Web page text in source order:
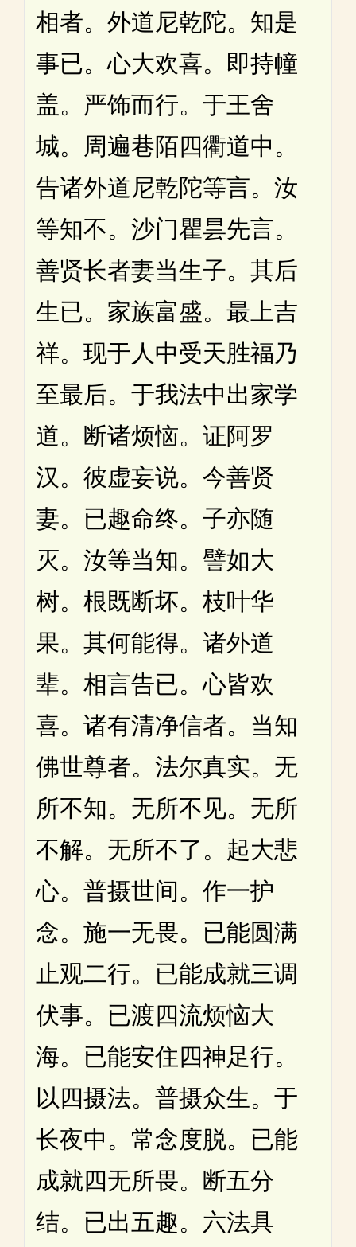
相者。外道尼乾陀。知是
事已。心大欢喜。即持幢
盖。严饰而行。于王舍
城。周遍巷陌四衢道中。
告诸外道尼乾陀等言。汝
等知不。沙门瞿昙先言。
善贤长者妻当生子。其后
生已。家族富盛。最上吉
祥。现于人中受天胜福乃
至最后。于我法中出家学
道。断诸烦恼。证阿罗
汉。彼虚妄说。今善贤
妻。已趣命终。子亦随
灭。汝等当知。譬如大
树。根既断坏。枝叶华
果。其何能得。诸外道
辈。相言告已。心皆欢
喜。诸有清净信者。当知
佛世尊者。法尔真实。无
所不知。无所不见。无所
不解。无所不了。起大悲
心。普摄世间。作一护
念。施一无畏。已能圆满
止观二行。已能成就三调
伏事。已渡四流烦恼大
海。已能安住四神足行。
以四摄法。普摄众生。于
长夜中。常念度脱。已能
成就四无所畏。断五分
结。已出五趣。六法具